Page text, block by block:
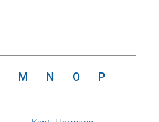
M N O
P